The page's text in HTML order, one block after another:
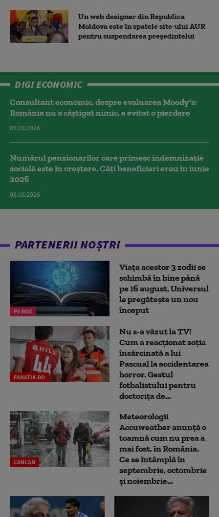
Un web designer din Republica
Moldova este în spatele site-ului AUR
pentru suspendarea președintelui
DIGI ECONOMIC
Consultant economic, despre evaluarea Moody's:
România nu a câştigat nimic, a evitat o pierdere
09.08.2026
Numărul pensionarilor care primesc indemnizaţie
socială este în creștere. Câți beneficiari erau în iunie
2026
08.08.2026
PARTENERII NOȘTRI
PE ROZ
Viața acestor 3 zodii se
schimbă în bine până
pe 16 august. Universul
le pregătește un nou
început
FANATIK.RO
Nu s-a văzut la TV!
Cum a reacţionat soţia
însărcinată a lui
Pascual la accidentarea
horror. Gestul
fotbalistului pentru
doctoriţa de...
CANCAN
Meteorologii
Accuweather anunță o
toamnă cum nu prea a
mai fost, în România.
Ce se întâmplă în
septembrie, octombrie
și noiembrie...